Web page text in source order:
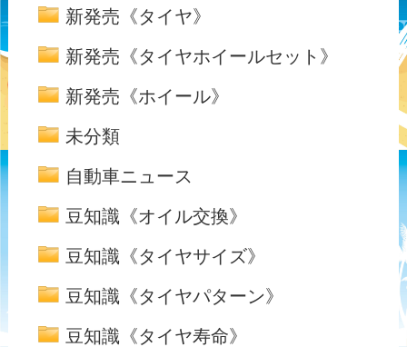
新発売《タイヤ》
新発売《タイヤホイールセット》
新発売《ホイール》
未分類
自動車ニュース
豆知識《オイル交換》
豆知識《タイヤサイズ》
豆知識《タイヤパターン》
豆知識《タイヤ寿命》